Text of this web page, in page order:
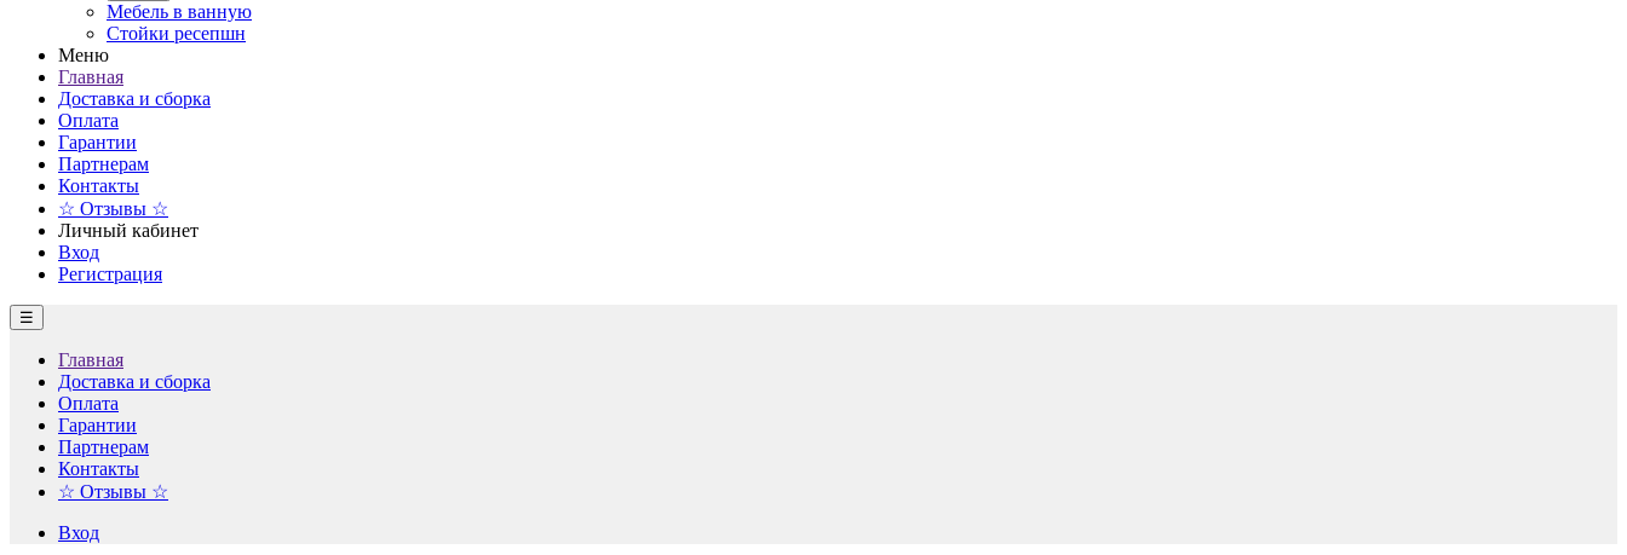
Мебель в ванную
Стойки ресепшн
Меню
Главная
Доставка и сборка
Оплата
Гарантии
Партнерам
Контакты
☆ Отзывы ☆
Личный кабинет
Вход
Регистрация
☰
Главная
Доставка и сборка
Оплата
Гарантии
Партнерам
Контакты
☆ Отзывы ☆
Вход